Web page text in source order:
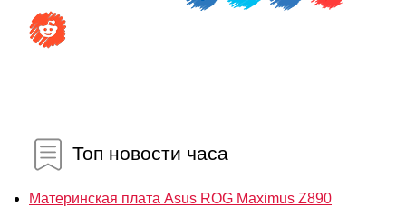
Топ новости часа
Материнская плата Asus ROG Maximus Z890